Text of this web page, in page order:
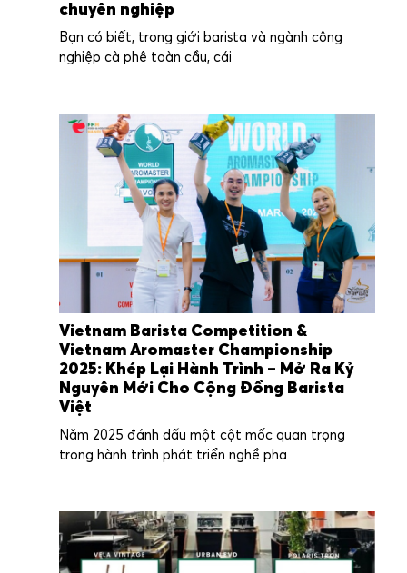
chuyên nghiệp
Bạn có biết, trong giới barista và ngành công
nghiệp cà phê toàn cầu, cái
Vietnam Barista Competition &
Vietnam Aromaster Championship
2025: Khép Lại Hành Trình – Mở Ra Kỷ
Nguyên Mới Cho Cộng Đồng Barista
Việt
Năm 2025 đánh dấu một cột mốc quan trọng
trong hành trình phát triển nghề pha